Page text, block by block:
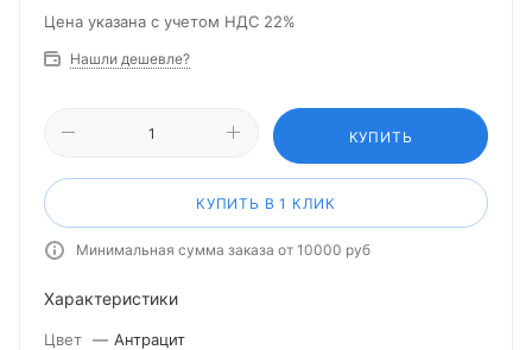
Цена указана с учетом НДС 22%
Нашли дешевле?
КУПИТЬ
КУПИТЬ В 1 КЛИК
Минимальная сумма заказа от 10000 руб
Характеристики
Цвет — Антрацит